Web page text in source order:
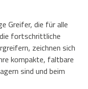
Greifer, die für alle
fortschrittliche
zeichnen sich
kompakte, faltbare
sind und beim